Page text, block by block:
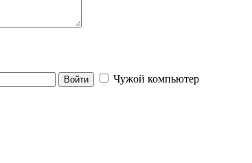
Войти
Чужой компьютер